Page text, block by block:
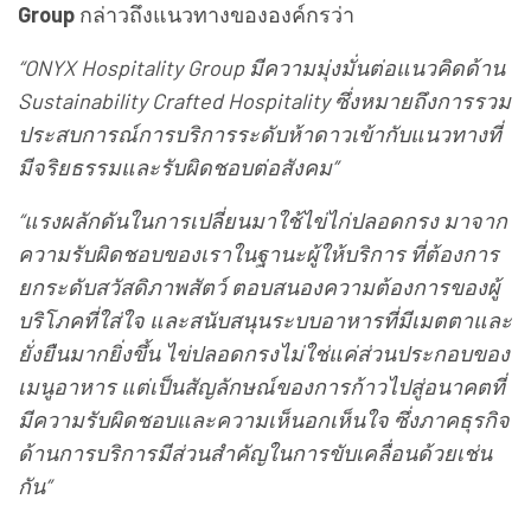
Group กล่าวถึงแนวทางขององค์กรว่า
“ONYX Hospitality Group มีความมุ่งมั่นต่อแนวคิดด้าน
Sustainability Crafted Hospitality ซึ่งหมายถึงการรวม
ประสบการณ์การบริการระดับห้าดาวเข้ากับแนวทางที่
มีจริยธรรมและรับผิดชอบต่อสังคม”
“แรงผลักดันในการเปลี่ยนมาใช้ไข่ไก่ปลอดกรง มาจาก
ความรับผิดชอบของเราในฐานะผู้ให้บริการ ที่ต้องการ
ยกระดับสวัสดิภาพสัตว์ ตอบสนองความต้องการของผู้
บริโภคที่ใส่ใจ และสนับสนุนระบบอาหารที่มีเมตตาและ
ยั่งยืนมากยิ่งขึ้น ไข่ปลอดกรงไม่ใช่แค่ส่วนประกอบของ
เมนูอาหาร แต่เป็นสัญลักษณ์ของการก้าวไปสู่อนาคตที่
มีความรับผิดชอบและความเห็นอกเห็นใจ ซึ่งภาคธุรกิจ
ด้านการบริการมีส่วนสำคัญในการขับเคลื่อนด้วยเช่น
กัน”